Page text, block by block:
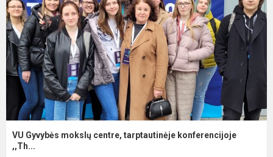
VU Gyvybės mokslų centre, tarptautinėje konferencijoje
,,Th...